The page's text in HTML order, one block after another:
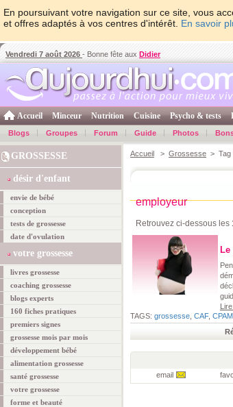
En poursuivant votre navigation sur ce site, vous
et offres adaptés à vos centres d'intérêt. En savoir
Vendredi 7 août 2026 - Bonne fête aux Didier
Accueil Minceur Nutrition Cuisine Psycho & tests
Blogs Groupes Forum Guide Photos
GROSSESSE
désir d'enfant
envie de bébé
conception
tests de grossesse
date d'ovulation
votre grossesse
livres grossesse
coaching grossesse
blogs experts
160 fiches pratiques
premiers signes
grossesse mois par mois
développement bébé
alimentation grossesse
santé grossesse
votre grossesse
forme et beauté
Accueil > Grossesse > Tag
employeur
Retrouvez ci-dessous les
TAGS: grossesse CAF, CPAM
email